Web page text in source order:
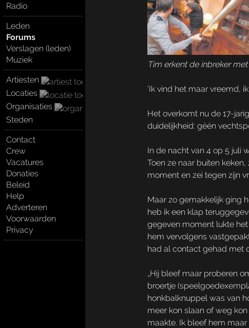
Radio
Leden
Forums
Verslagen (leden)
Muziek
Artiesten
Locaties
Organisaties
Steden
Contact
Crew
Vacatures
Donaties
Beleid
Help
Adverteren
Voorwaarden
Privacy
Tim erkent de inbreker
’Ik vind het maar vreemd,
Het overkomt nu de 17-
duidelijkheid: géén
In de nacht van 4 op 5 juli
Toen ze naar buiten
moment en zei tegen zijn
Maar zo gemakkelijk ging
heb ik een klap
gegeven moment lukte
hem vervolgens
had al contact gehad met
„Hij bleef maar proberen
broertje
honkbalknuppel was van
meer kon slaan of weg
maakte. Ik bleef hem